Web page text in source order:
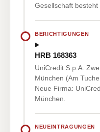
Gesellschaft
BERICHTIGUNGEN
HRB 168363
UniCredit S.p.A.
München (Am
Neue Firma:
München.
NEUEINTRAGUNGEN